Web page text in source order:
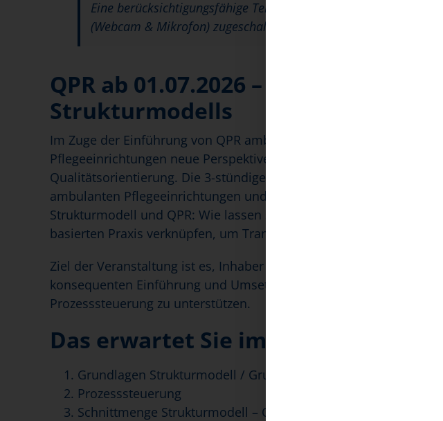
Eine berücksichtigungsfähige Teilnahme ist nur gegeben, wenn
(Webcam & Mikrofon) zugeschaltet sind.
QPR ab 01.07.2026 – Vorteile für
Strukturmodells
Im Zuge der Einführung von QPR ambulant ab dem 01.07.2026
Pflegeeinrichtungen neue Perspektiven in der Prozesssteuerung
Qualitätsorientierung. Die 3-stündige Veranstaltung richtet sich an
ambulanten Pflegeeinrichtungen und fokussiert auf die
Strukturmodell und QPR: Wie lassen sich Grundprinzipien des
basierten Praxis verknüpfen, um Transparenz, Effizienz und
Ziel der Veranstaltung ist es, Inhaber und Geschäftsführer
konsequenten Einführung und Umsetzung des Strukturmodells zu
Prozesssteuerung zu unterstützen.
Das erwartet Sie im Seminar:
Grundlagen Strukturmodell / Grundlagen QPR
Prozesssteuerung
Schnittmenge Strukturmodell – QPR – Pflegegrade